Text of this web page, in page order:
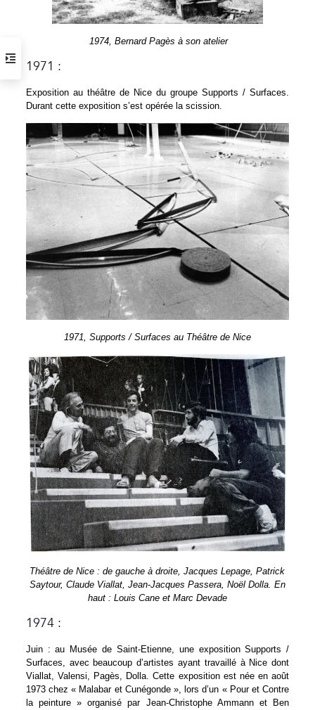
1974, Bernard Pagès à son atelier
1971 :
Exposition au théâtre de Nice du groupe Supports / Surfaces.
Durant cette exposition s’est opérée la scission.
1971, Supports / Surfaces au Théâtre de Nice
Théâtre de Nice : de gauche à droite, Jacques Lepage, Patrick
Saytour, Claude Viallat, Jean-Jacques Passera, Noël Dolla. En
haut : Louis Cane et Marc Devade
1974 :
Juin : au Musée de Saint-Etienne, une exposition Supports /
Surfaces, avec beaucoup d’artistes ayant travaillé à Nice dont
Viallat, Valensi, Pagès, Dolla. Cette exposition est née en août
1973 chez « Malabar et Cunégonde », lors d’un « Pour et Contre
la peinture » organisé par Jean-Christophe Ammann et Ben